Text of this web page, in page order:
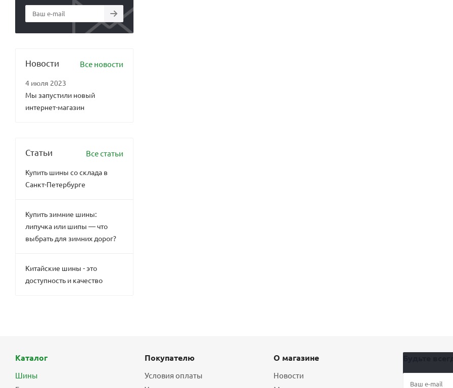
Новости Все новости
4 июля 2023
Мы запустили новый
интернет-магазин
Статьи Все статьи
Купить шины со склада в
Санкт-Петербурге
Купить зимние шины:
липучка или шипы — что
выбрать для зимних дорог?
Китайские шины - это
доступность и качество
Каталог
Шины
Покупателю
Условия оплаты
О магазине
Новости